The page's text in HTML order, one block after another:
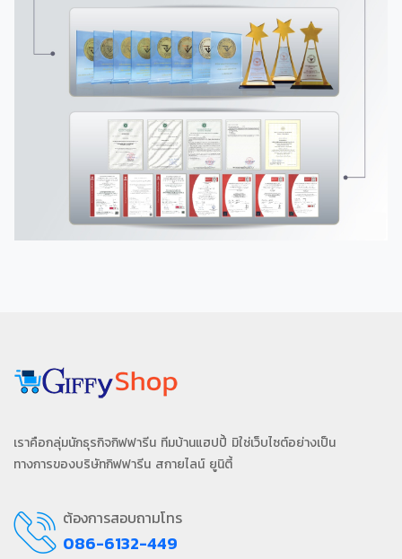
เราคือกลุ่มนักธุรกิจกิฟฟารีน ทีมบ้านแฮปปี้ มิใช่เว็บไซต์อย่างเป็น
ทางการของบริษัทกิฟฟารีน สกายไลน์ ยูนิตี้
ต้องการสอบถามโทร
086-6132-449